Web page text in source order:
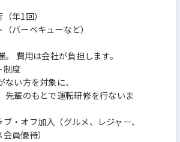
年1回）
バーベキューなど）
。 費用は会社が負担します。
制度
い方を対象に、
輩のもとで運転研修を行ないま
・オフ加入（グルメ、レジャー、
員優待）